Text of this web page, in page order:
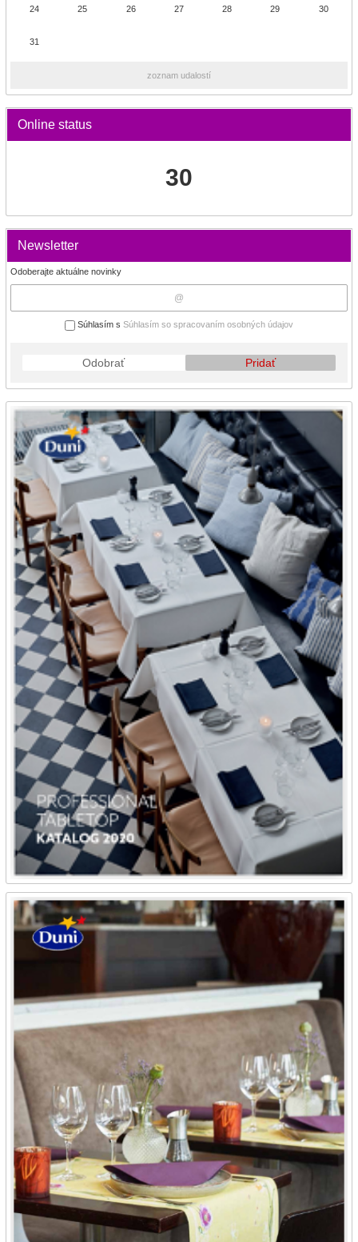
24 25 26 27 28 29 30
31
zoznam udalostí
Online status
30
Newsletter
Odoberajte aktuálne novinky
Súhlasím s Súhlasím so spracovaním osobných údajov
Odobrať Pridať